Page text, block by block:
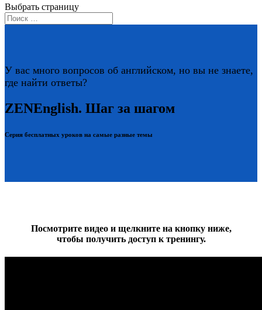
Выбрать страницу
У вас много вопросов об английском, но вы не знаете,
где найти ответы?
ZENEnglish. Шаг за шагом
Серия бесплатных уроков на самые разные темы
Посмотрите видео и щелкните на кнопку ниже,
чтобы получить доступ к тренингу.